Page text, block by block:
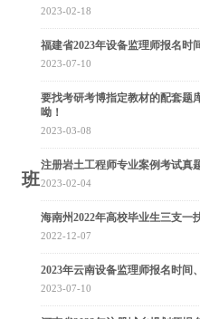
2023-02-18
福建省2023年设备监理师报名时
2023-07-10
要找考研考博指定教材的配套题
呦！
2023-03-08
注册岩土工程师专业案例考试真
2023-02-04
海南州2022年高校毕业生三支一
2022-12-07
2023年云南设备监理师报名时间
2023-07-10